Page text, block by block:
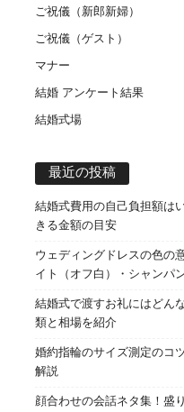
ご祝儀（新郎新婦）
ご祝儀（ゲスト）
マナー
結婚 アンケート結果
結婚式場
最近の投稿
結婚式費用の自己負担額は
きる金額の目安
ウェディングドレスの色の
イト（オフ白）・シャンパ
結婚式で渡すお礼にはどん
類と相場を紹介
婚約指輪のサイズ測定のコ
解説
顔合わせの会話ネタ集！盛